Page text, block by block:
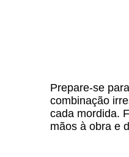
Prepare-se
combinação
cada mordida.
mãos à obra e